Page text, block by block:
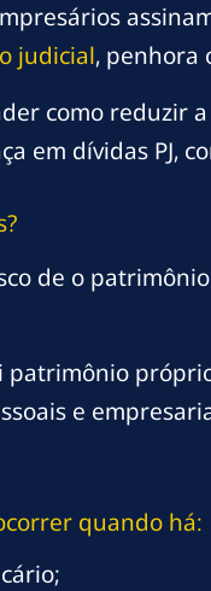
judicial, penhora
como reduzir
em dívidas PJ,
de o
patrimônio
e
quando há: